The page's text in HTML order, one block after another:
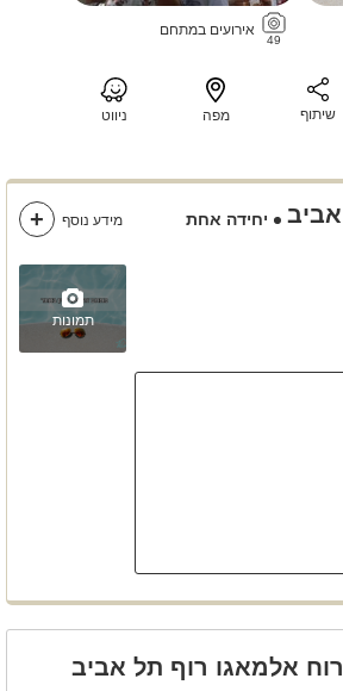
49
אירועים במתחם
שיתוף מפה ניווט
יחידה אחת
תמונות
מידע נוסף
אלמאגו רוף תל אביב